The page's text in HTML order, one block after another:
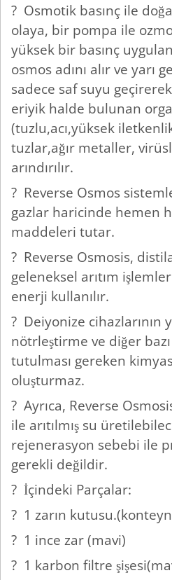
? Osmotik basınç ile
olaya, bir pompa ile
yüksek bir basınç
osmos adını alır ve yarı
sadece saf suyu
eriyik halde bulunan
(tuzlu,acı,yüksek
tuzlar,ağır metaller,
arındırılır.
? Reverse Osmos
gazlar haricinde hemen
maddeleri tutar.
? Reverse Osmosis,
geleneksel arıtım
enerji kullanılır.
? Deiyonize cihazlarının
nötrleştirme ve diğer
tutulması gereken
oluşturmaz.
? Ayrıca, Reverse
ile arıtılmış su
rejenerasyon sebebi ile
gerekli değildir.
? İçindeki Parçalar:
? 1 zarın
? 1 ince zar (mavi)
? 1 karbon filtre